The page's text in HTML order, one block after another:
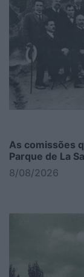
As comissões
Parque de La
8/08/2026